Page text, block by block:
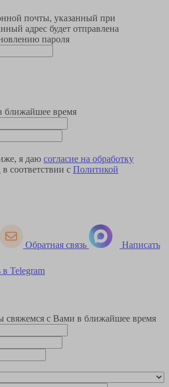
почты, указанный при
адрес будет отправлена
пароля
ближайшее время
я даю согласие на обработку
в соответствии с Политикой
Обратная связь Написать
Telegram
свяжемся с Вами в ближайшее время